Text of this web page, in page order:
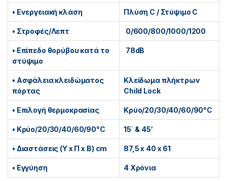
• Ενεργειακή κλάση Πλύση C / Στύψιμο C
• Στροφές/Λεπτ 0/600/800/1000/1200
• Επίπεδο θορύβου κατά το
στύψιμo
78dB
• Aσφάλεια κλειδώματος
πόρτας
Κλείδωμα πλήκτρων
Child Lock
• Επιλογή θερμοκρασίας Κρύο/20/30/40/60/90°C
• Κρύο/20/30/40/60/90°C 15΄ & 45′
• Διαστάσεις (Υ x Π x Β) cm 87,5 x 40 x 61
• Εγγύηση 4 Χρόνια